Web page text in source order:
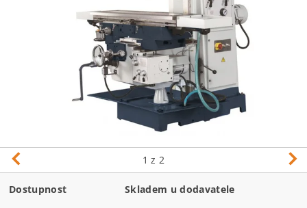
1 z 2
Dostupnost Skladem u dodavatele